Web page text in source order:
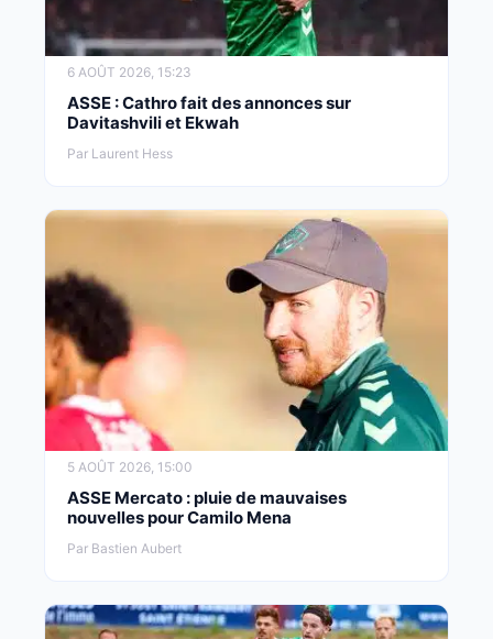
6 AOÛT 2026, 15:23
ASSE : Cathro fait des annonces sur
Davitashvili et Ekwah
Par Laurent Hess
5 AOÛT 2026, 15:00
ASSE Mercato : pluie de mauvaises
nouvelles pour Camilo Mena
Par Bastien Aubert